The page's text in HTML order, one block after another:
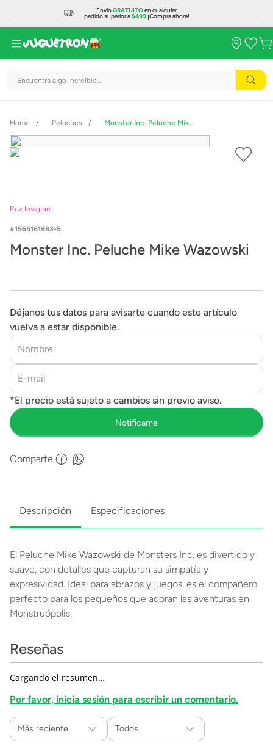
EnvíoGRATUITOen cualquier
pedido superior a$499¡Compra ahora!
Encuentra algo increíble...
Peluches Monster Inc. Peluche Mike Wazowski
Ruz Imagine
1565161983-5
Monster Inc. Peluche Mike Wazowski
Déjanos tus datos para avisarte cuando este artículo
vuelva a estar disponible.
Comparte
Descripción Especificaciones
El Peluche Mike Wazowski de Monsters Inc. es divertido y
suave, con detalles que capturan su simpatía y
expresividad. Ideal para abrazos y juegos, es el compañero
perfecto para los pequeños que adoran las aventuras en
Monstruópolis.
Reseñas
Cargando el resumen…
Por favor, inicia sesión para escribir un comentario.
Más reciente Todos